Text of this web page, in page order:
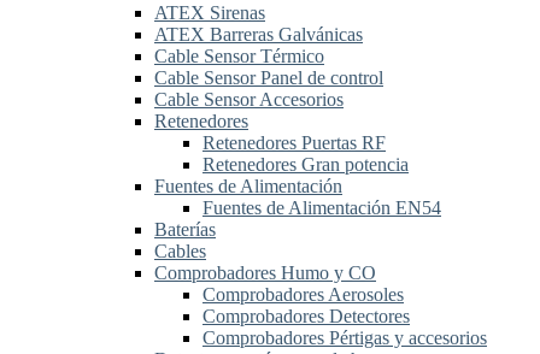
ATEX Sirenas
ATEX Barreras Galvánicas
Cable Sensor Térmico
Cable Sensor Panel de control
Cable Sensor Accesorios
Retenedores
Retenedores Puertas RF
Retenedores Gran potencia
Fuentes de Alimentación
Fuentes de Alimentación EN54
Baterías
Cables
Comprobadores Humo y CO
Comprobadores Aerosoles
Comprobadores Detectores
Comprobadores Pértigas y accesorios